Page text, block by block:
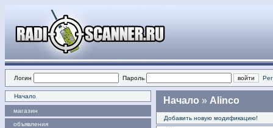
Логин Пароль
Начало
магазин
объявления
Начало » Alinco
Добавить новую модификацию!